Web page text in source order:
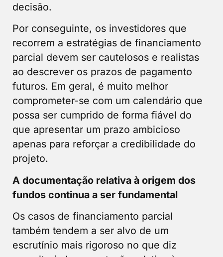
decisão.
Por conseguinte, os investidores que
recorrem a estratégias de financiamento
parcial devem ser cautelosos e realistas
ao descrever os prazos de pagamento
futuros. Em geral, é muito melhor
comprometer-se com um calendário que
possa ser cumprido de forma fiável do
que apresentar um prazo ambicioso
apenas para reforçar a credibilidade do
projeto.
A documentação relativa à origem dos
fundos continua a ser fundamental
Os casos de financiamento parcial
também tendem a ser alvo de um
escrutínio mais rigoroso no que diz